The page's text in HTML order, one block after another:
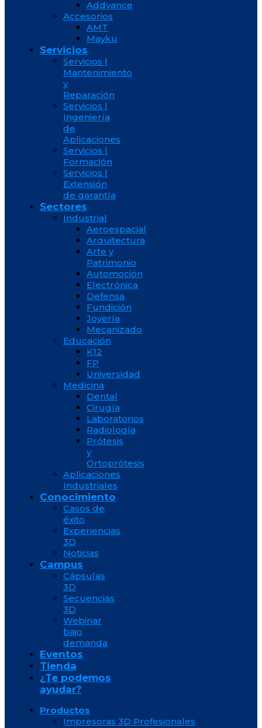
Addvance
Accesorios
AMT
Mayku
Servicios
Servicios |
Mantenimiento
y
Reparación
Servicios |
Ingeniería
de
Aplicaciones
Servicios |
Formación
Servicios |
Extensión
de garantía
Sectores
Industrial
Aeroespacial
Arquitectura
Arte y
Patrimonio
Automoción
Electrónica
Defensa
Fundición
Joyería
Mecanizado
Educación
K12
FP
Universidad
Medicina
Dental
Cirugía
Laboratorios
Radiología
Prótesis
y
Ortoprótesis
Aplicaciones
Industriales
Conocimiento
Casos de
éxito
Experiencias
3D
Noticias
Campus
Cápsulas
3D
Secuencias
3D
Webinar
bajo
demanda
Eventos
Tienda
¿Te podemos
ayudar?
Productos
Impresoras 3D Profesionales